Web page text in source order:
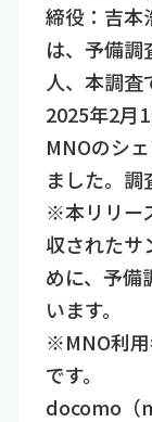
締役：吉本
は、予備調
人、本調査
2025年2月
MNOのシ
ました。調
※本リリー
収されたサ
めに、予備
います。
※MNO利用
です。
docomo（